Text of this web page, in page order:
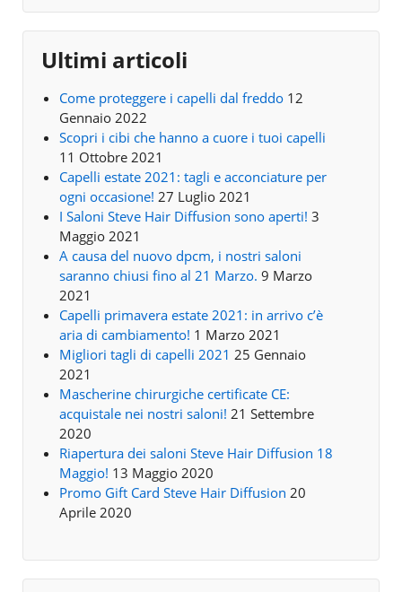
Ultimi articoli
Come proteggere i capelli dal freddo 12
Gennaio 2022
Scopri i cibi che hanno a cuore i tuoi capelli
11 Ottobre 2021
Capelli estate 2021: tagli e acconciature per
ogni occasione! 27 Luglio 2021
I Saloni Steve Hair Diffusion sono aperti! 3
Maggio 2021
A causa del nuovo dpcm, i nostri saloni
saranno chiusi fino al 21 Marzo. 9 Marzo
2021
Capelli primavera estate 2021: in arrivo c’è
aria di cambiamento! 1 Marzo 2021
Migliori tagli di capelli 2021 25 Gennaio
2021
Mascherine chirurgiche certificate CE:
acquistale nei nostri saloni! 21 Settembre
2020
Riapertura dei saloni Steve Hair Diffusion 18
Maggio! 13 Maggio 2020
Promo Gift Card Steve Hair Diffusion 20
Aprile 2020